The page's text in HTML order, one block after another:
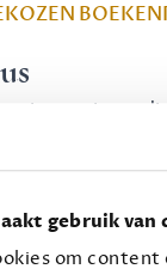
gebruik van
om
om je